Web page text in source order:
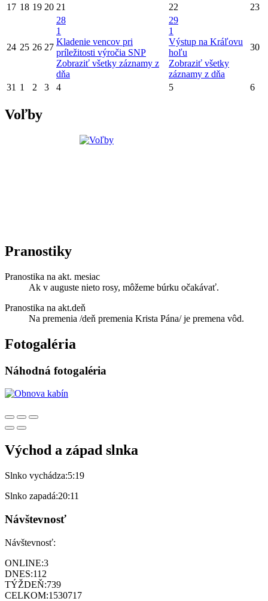
17 18 19 20 21 22 23
24 25 26 27
28
1
Kladenie vencov pri
príležitosti výročia SNP
Zobraziť všetky záznamy z
dňa
29
1
Výstup na Kráľovu
hoľu
Zobraziť všetky
záznamy z dňa
30
31 1 2 3 4 5 6
Voľby
Pranostiky
Pranostika na akt. mesiac
Ak v auguste nieto rosy, môžeme búrku očakávať.
Pranostika na akt.deň
Na premenia /deň premenia Krista Pána/ je premena vôd.
Fotogaléria
Náhodná fotogaléria
Východ a západ slnka
Slnko vychádza:5:19
Slnko zapadá:20:11
Návštevnosť
Návštevnosť:
ONLINE:3
DNES:112
TÝŽDEŇ:739
CELKOM:1530717